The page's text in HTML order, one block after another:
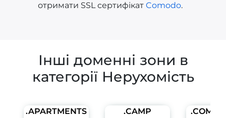
отримати SSL сертифікат Comodo.
Інші доменні зони в
категорії Нерухомість
.APARTMENTS .CAMP